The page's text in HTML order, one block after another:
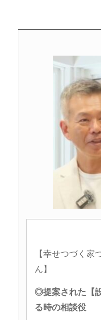
【幸せつづく家
ん】
◎提案された【
る時の相談役